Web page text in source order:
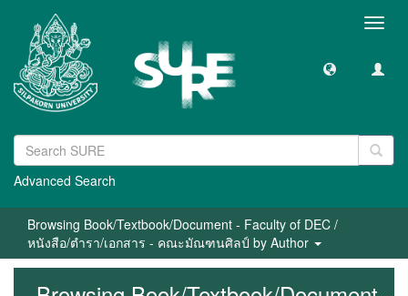
Advanced Search
Browsing Book/Textbook/Document - Faculty of DEC /
หนังสือ/ตำรา/เอกสาร - คณะมัณฑนศิลป์ by Author